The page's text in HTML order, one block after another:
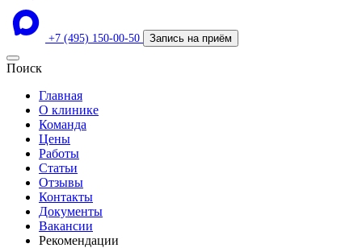
+7 (495) 150-00-50 Запись на приём
Поиск
Главная
О клинике
Команда
Цены
Работы
Статьи
Отзывы
Контакты
Документы
Вакансии
Рекомендации